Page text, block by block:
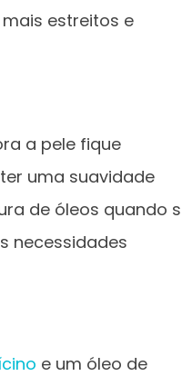
estreitos e
a pele fique
uma suavidade
de óleos quando
necessidades
e um óleo de